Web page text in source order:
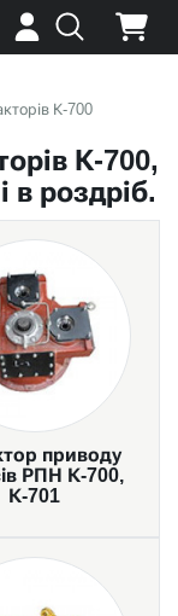
К-700
К-700,
в роздріб.
приводу
РПН К-700,
К-701